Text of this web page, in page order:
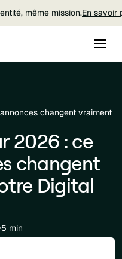
même mission.En savoir
changent vraiment
2026 : ce
changent
Digital
5 min